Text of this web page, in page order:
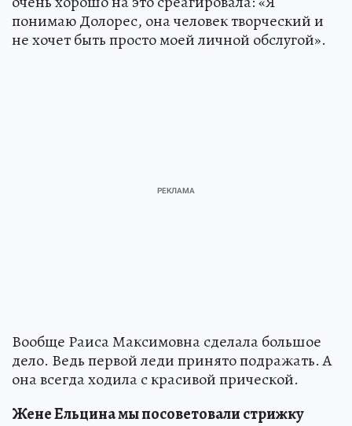
понимаю Долорес, она человек творческий и
не хочет быть просто моей личной обслугой».
Вообще Раиса Максимовна сделала большое
дело. Ведь первой леди принято подражать. А
она всегда ходила с красивой прической.
Жене Ельцина мы посоветовали стрижку